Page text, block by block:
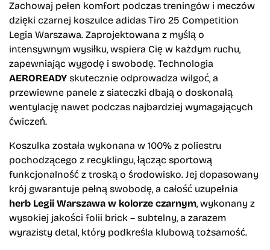
Zachowaj pełen komfort podczas treningów i meczów
dzięki czarnej koszulce adidas Tiro 25 Competition
Legia Warszawa. Zaprojektowana z myślą o
intensywnym wysiłku, wspiera Cię w każdym ruchu,
zapewniając wygodę i swobodę. Technologia
AEROREADYskutecznie odprowadza wilgoć, a
przewiewne panele z siateczki dbają o doskonałą
wentylację nawet podczas najbardziej wymagających
ćwiczeń.
Koszulka została wykonana w 100% z poliestru
pochodzącego z recyklingu, łącząc sportową
funkcjonalność z troską o środowisko. Jej dopasowany
krój gwarantuje pełną swobodę, a całość uzupełnia
herb Legii Warszawa w kolorze czarnym, wykonany z
wysokiej jakości folii brick – subtelny, a zarazem
wyrazisty detal, który podkreśla klubową tożsamość.